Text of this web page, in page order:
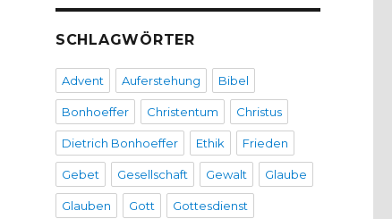
SCHLAGWÖRTER
Advent Auferstehung Bibel
Bonhoeffer Christentum Christus
Dietrich Bonhoeffer Ethik Frieden
Gebet Gesellschaft Gewalt Glaube
Glauben Gott Gottesdienst